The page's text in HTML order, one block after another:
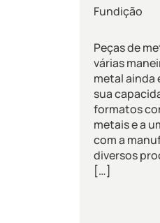
Fundição
Peças de
várias
metal ainda
sua
formatos
metais e a
com a
diversos
[…]